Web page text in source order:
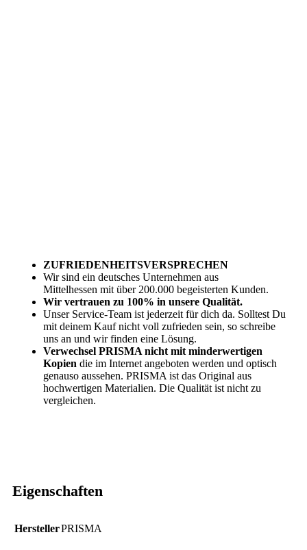
ZUFRIEDENHEITSVERSPRECHEN
Wir sind ein deutsches Unternehmen aus
Mittelhessen mit über 200.000 begeisterten Kunden.
Wir vertrauen zu 100% in unsere Qualität.
Unser Service-Team ist jederzeit für dich da. Solltest Du
mit deinem Kauf nicht voll zufrieden sein, so schreibe
uns an und wir finden eine Lösung.
Verwechsel PRISMA nicht mit minderwertigen
Kopien die im Internet angeboten werden und optisch
genauso aussehen. PRISMA ist das Original aus
hochwertigen Materialien. Die Qualität ist nicht zu
vergleichen.
Eigenschaften
Hersteller‎PRISMA